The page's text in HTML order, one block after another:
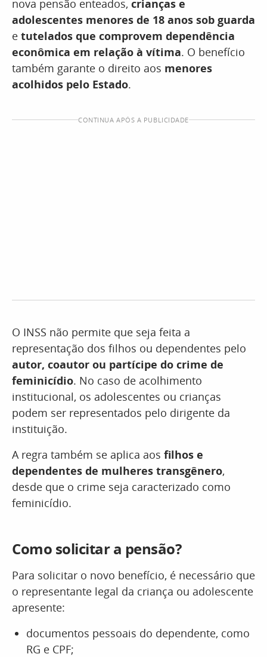
nova pensão enteados, crianças e
adolescentes menores de 18 anos sob guarda
e tutelados que comprovem dependência
econômica em relação à vítima. O benefício
também garante o direito aos menores
acolhidos pelo Estado.
CONTINUA APÓS A PUBLICIDADE
O INSS não permite que seja feita a
representação dos filhos ou dependentes pelo
autor, coautor ou partícipe do crime de
feminicídio. No caso de acolhimento
institucional, os adolescentes ou crianças
podem ser representados pelo dirigente da
instituição.
A regra também se aplica aos filhos e
dependentes de mulheres transgênero,
desde que o crime seja caracterizado como
feminicídio.
Como solicitar a pensão?
Para solicitar o novo benefício, é necessário que
o representante legal da criança ou adolescente
apresente:
documentos pessoais do dependente, como
RG e CPF;